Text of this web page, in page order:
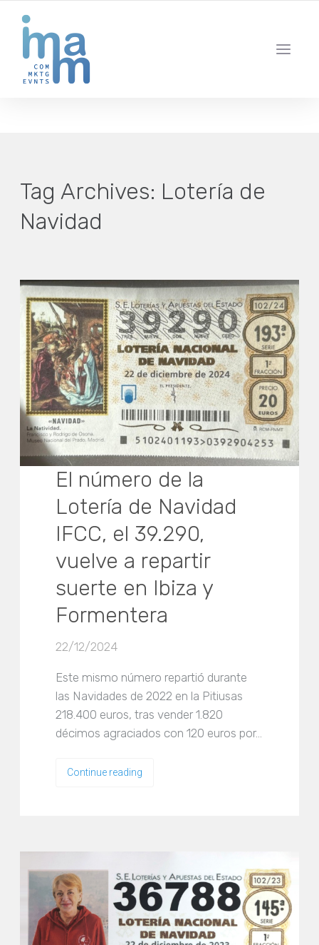
IBIZA · MADRID · BARCELONA
Tag Archives: Lotería de
Navidad
El número de la
Lotería de Navidad
IFCC, el 39.290,
vuelve a repartir
suerte en Ibiza y
Formentera
22/12/2024
Este mismo número repartió durante
las Navidades de 2022 en la Pitiusas
218.400 euros, tras vender 1.820
décimos agraciados con 120 euros por…
Continue reading